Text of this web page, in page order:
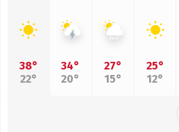
38°
22°
34°
20°
27°
15°
25°
12°